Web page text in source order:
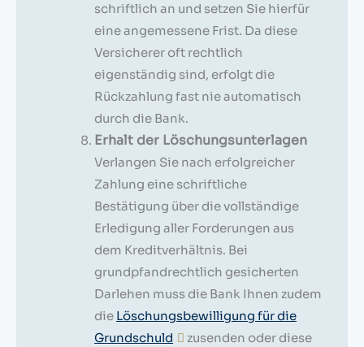
schriftlich an und setzen Sie hierfür
eine angemessene Frist. Da diese
Versicherer oft rechtlich
eigenständig sind, erfolgt die
Rückzahlung fast nie automatisch
durch die Bank.
Erhalt der Löschungsunterlagen
Verlangen Sie nach erfolgreicher
Zahlung eine schriftliche
Bestätigung über die vollständige
Erledigung aller Forderungen aus
dem Kreditverhältnis. Bei
grundpfandrechtlich gesicherten
Darlehen muss die Bank Ihnen zudem
die Löschungsbewilligung für die
Grundschuld
zusenden oder diese